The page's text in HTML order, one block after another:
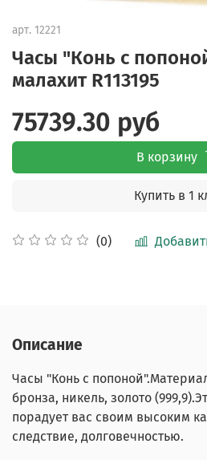
арт. 12221
Часы "Конь с
малахит R113195
(0)
75739.30 руб
В корзину
Купить в 1
Описание
Часы "Конь с
бронза, никель, золото
порадует вас своим высоким
следствие, долговечностью.